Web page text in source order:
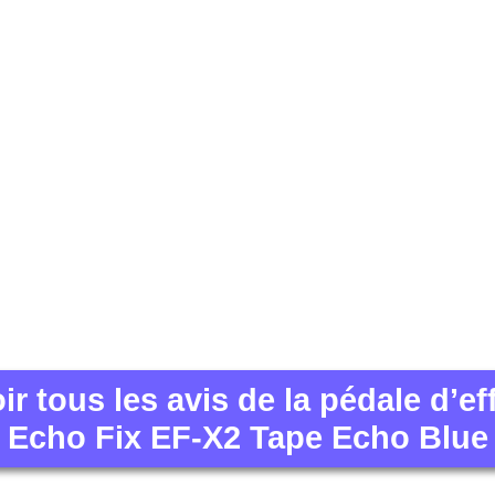
tous les avis de la pédale
Echo Fix EF-X2 Tape Echo Blue